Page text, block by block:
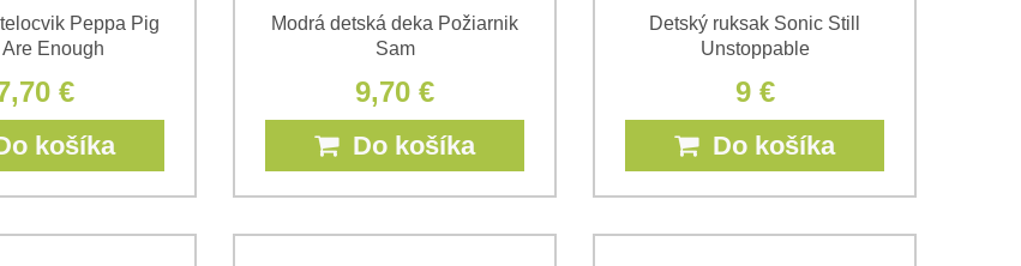
Peppa Pig
Are Enough
€
košíka
Modrá detská deka Požiarnik
Sam
9,70 €
Do košíka
Detský ruksak Sonic Still
Unstoppable
9 €
Do košíka